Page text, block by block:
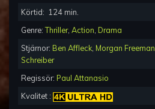
Körtid: 124min.
Genre:Thriller, Action Drama
Stjärnor: Ben Affleck Morgan Freeman
Schreiber
Regissör: Paul Attanasio
Kvalitet :